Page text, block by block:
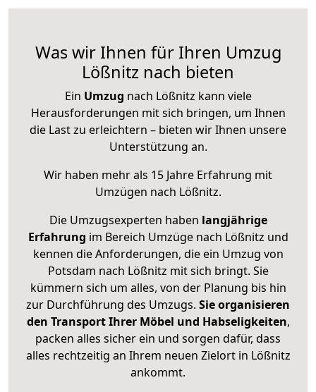
Was wir Ihnen für Ihren Umzug
Lößnitz nach bieten
Ein Umzug nach Lößnitz kann viele
Herausforderungen mit sich bringen, um Ihnen
die Last zu erleichtern – bieten wir Ihnen unsere
Unterstützung an.
Wir haben mehr als 15 Jahre Erfahrung mit
Umzügen nach Lößnitz.
Die Umzugsexperten haben langjährige
Erfahrung im Bereich Umzüge nach Lößnitz und
kennen die Anforderungen, die ein Umzug von
Potsdam nach Lößnitz mit sich bringt. Sie
kümmern sich um alles, von der Planung bis hin
zur Durchführung des Umzugs. Sie organisieren
den Transport Ihrer Möbel und Habseligkeiten,
packen alles sicher ein und sorgen dafür, dass
alles rechtzeitig an Ihrem neuen Zielort in Lößnitz
ankommt.